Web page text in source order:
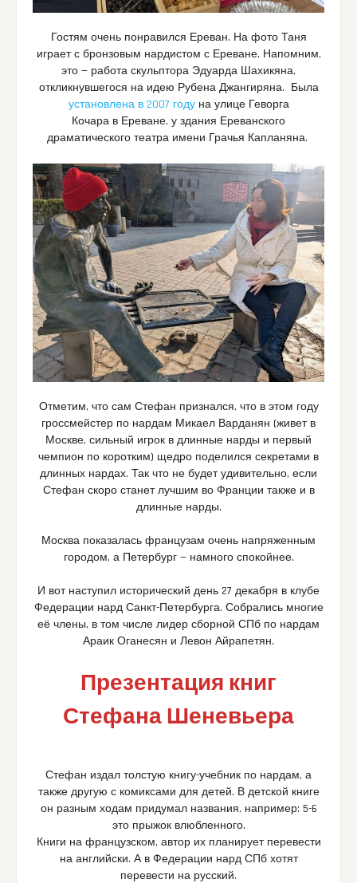
Гостям очень понравился Ереван. На фото Таня
играет с бронзовым нардистом с Ереване. Напомним,
это — работа скульптора Эдуарда Шахикяна,
откликнувшегося на идею Рубена Джангиряна. Была
установлена в 2007 годуна улице Геворга
Кочара в Ереване, у здания Ереванского
драматического театра имени Грачья Капланяна.
Отметим, что сам Стефан признался, что в этом году
гроссмейстер по нардам Микаел Варданян (живет в
Москве, сильный игрок в длинные нарды и первый
чемпион по коротким) щедро поделился секретами в
длинных нардах. Так что не будет удивительно, если
Стефан скоро станет лучшим во Франции также и в
длинные нарды.
Москва показалась французам очень напряженным
городом, а Петербург — намного спокойнее.
И вот наступил исторический день 27 декабря в клубе
Федерации нард Санкт-Петербурга. Собрались многие
её члены, в том числе лидер сборной СПб по нардам
Араик Оганесян и Левон Айрапетян.
Презентация книг
Стефана Шеневьера
Стефан издал толстую книгу-учебник по нардам, а
также другую с комиксами для детей. В детской книге
он разным ходам придумал названия, например: 5-6
это прыжок влюбленного.
Книги на французском, автор их планирует перевести
на английски. А в Федерации нард СПб хотят
перевести на русский.